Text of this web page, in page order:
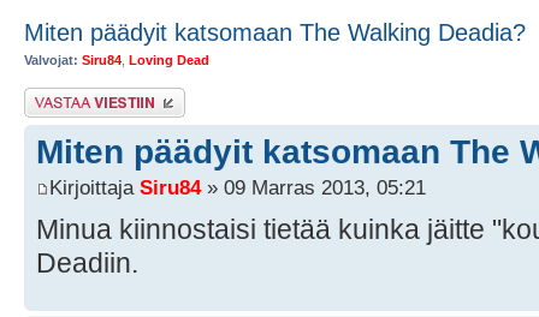
Miten päädyit katsomaan The Walking Deadia?
Valvojat: Siru84 Loving Dead
Lähetä vastaus
Miten päädyit katsomaan The
Kirjoittaja Siru84» 09 Marras 2013, 05:21
Minua kiinnostaisi tietää kuinka jäitte
Deadiin.